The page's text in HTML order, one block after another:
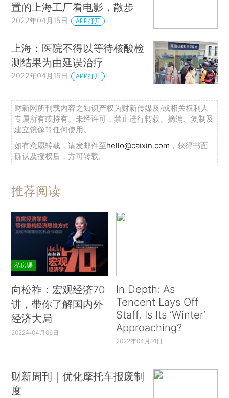
置的上海工厂看电影，散步
2022年04月15日 APP打开
上海：医院不得以等待核酸检
测结果为由延误治疗
2022年04月15日 APP打开
财新网所刊载内容之知识产权为财新传媒及/或相关权利人
专属所有或持有。未经许可，禁止进行转载、摘编、复制及
建立镜像等任何使用。
如有意愿转载，请发邮件至hello@caixin.com ，获得书面
确认及授权后，方可转载。
推荐阅读
私房课
向松祚：宏观经济70
讲，带你了解国内外
经济大局
2022年04月06日
In Depth: As
Tencent Lays Off
Staff, Is Its ‘Winter’
Approaching?
2022年04月01日
财新周刊｜优化摩托车报废制
度